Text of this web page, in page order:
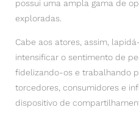
possui uma ampla gama de
exploradas.
Cabe aos atores, assim,
intensificar o sentimento de
fidelizando-os e trabalhando
torcedores, consumidores e
dispositivo de